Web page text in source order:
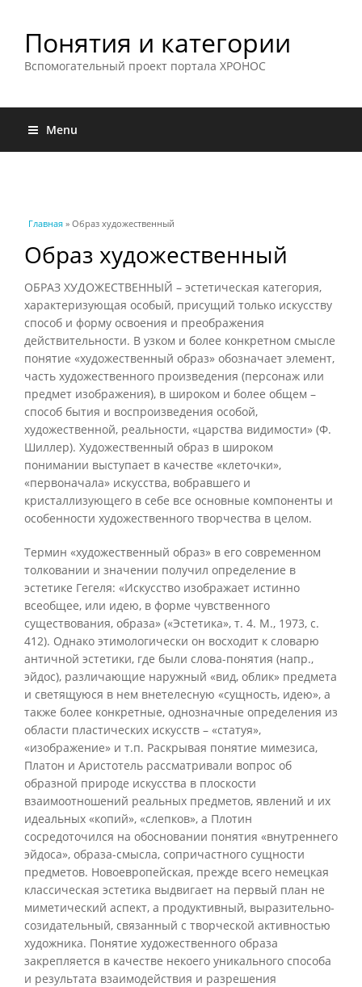
Понятия и категории
Вспомогательный проект портала ХРОНОС
Menu
Вы здесь
Главная » Образ художественный
Образ художественный
ОБРАЗ ХУДОЖЕСТВЕННЫЙ – эстетическая категория,
характеризующая особый, присущий только искусству
способ и форму освоения и преображения
действительности. В узком и более конкретном смысле
понятие «художественный образ» обозначает элемент,
часть художественного произведения (персонаж или
предмет изображения), в широком и более общем –
способ бытия и воспроизведения особой,
художественной, реальности, «царства видимости» (Ф.
Шиллер). Художественный образ в широком
понимании выступает в качестве «клеточки»,
«первоначала» искусства, вобравшего и
кристаллизующего в себе все основные компоненты и
особенности художественного творчества в целом.
Термин «художественный образ» в его современном
толковании и значении получил определение в
эстетике Гегеля: «Искусство изображает истинно
всеобщее, или идею, в форме чувственного
существования, образа» («Эстетика», т. 4. М., 1973, с.
412). Однако этимологически он восходит к словарю
античной эстетики, где были слова-понятия (напр.,
эйдос), различающие наружный «вид, облик» предмета
и светящуюся в нем внетелесную «сущность, идею», а
также более конкретные, однозначные определения из
области пластических искусств – «статуя»,
«изображение» и т.п. Раскрывая понятие мимезиса,
Платон и Аристотель рассматривали вопрос об
образной природе искусства в плоскости
взаимоотношений реальных предметов, явлений и их
идеальных «копий», «слепков», а Плотин
сосредоточился на обосновании понятия «внутреннего
эйдоса», образа-смысла, сопричастного сущности
предметов. Новоевропейская, прежде всего немецкая
классическая эстетика выдвигает на первый план не
миметический аспект, а продуктивный, выразительно-
созидательный, связанный с творческой активностью
художника. Понятие художественного образа
закрепляется в качестве некоего уникального способа
и результата взаимодействия и разрешения